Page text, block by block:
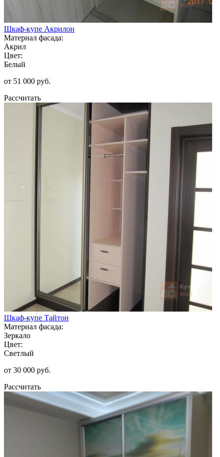
Шкаф-купе Акрилон
Материал фасада:
Акрил
Цвет:
Белый
от 51 000 руб.
Рассчитать
Шкаф-купе Тайтон
Материал фасада:
Зеркало
Цвет:
Светлый
от 30 000 руб.
Рассчитать